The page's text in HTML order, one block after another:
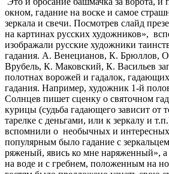
окном, гадание на воске и самое
зеркала и свечи. Посмотрев слайд
на картинах русских художников»,
изображали русские художники
гадания. А. Венецианов, К. Брюллов,
Врубель, К. Маковский, К. Васильев
полотнах ворожей и гадалок,
гадания. Например, художник 1-й
Солнцев пишет сценку о святочном
курицы (судьба гадающего зависит от
тарелке с деньгами, или к зеркалу и
вспомнили о необычных и
популярным было гадание с
ряженый, явись ко мне наряженный», а
на воде и с гребнем, положенным на